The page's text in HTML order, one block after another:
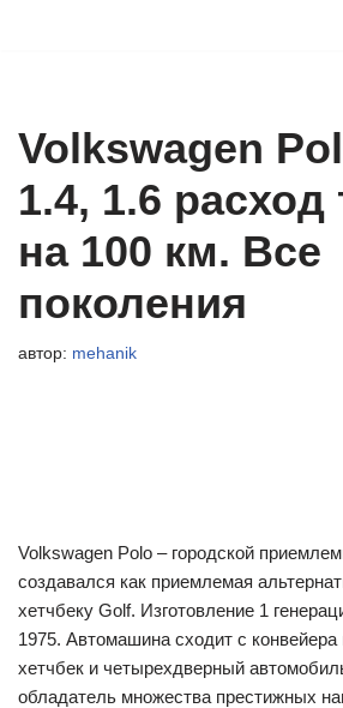
Volkswagen
1.4, 1.6
на 100 км. Все
поколения
автор: mehanik
Volkswagen Polo – городской
создавался как приемлемая
хетчбеку Golf. Изготовление 1
1975. Автомашина сходит с конвейера
хетчбек и четырехдверный
обладатель множества престижных